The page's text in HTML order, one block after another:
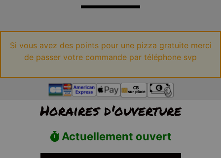
Si vous avez des points pour une pizza gratuite merci
de passer votre commande par téléphone svp
Horaires d'ouverture
Actuellement ouvert